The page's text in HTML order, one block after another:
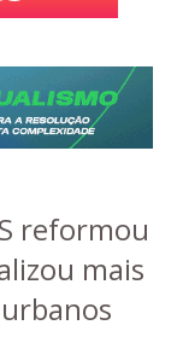
reformou
mais